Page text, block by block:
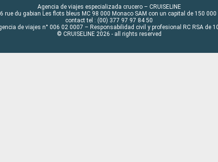
Agencia de viajes especializada crucero – CRUISELINE
rue du gabian Les flots bleus MC 98 000 Monaco SAM con un capital de 150 000
contact tel : (00) 377 97 97 84 50
de viajes n° 006 02 0007 – Responsabilidad civil y profesional RC RSA de
© CRUISELINE 2026 - all rights reserved